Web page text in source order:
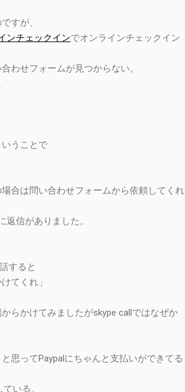
すが、
ンチェックインでオンラインチェックイン
わせフォームが見つからない。
うことで
合は問い合わせフォームから依頼してくれ
信がありました。
すると
てくれ」
らかけてみましたがskype callではなぜか
思ってPaypalにちゃんと支払いができてる
いる。